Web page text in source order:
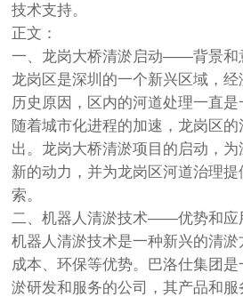
技术支持。
正文：
一、龙岗大桥清淤启动——背景和
龙岗区是深圳的一个新兴区域，
历史原因，区内的河道处理一直是
随着城市化进程的加速，龙岗区
出。龙岗大桥清淤项目的启动，
新的动力，并为龙岗区河道治理
索。
二、机器人清淤技术——优势和应
机器人清淤技术是一种新兴的清
成本、环保等优势。巴洛仕集团
淤研发和服务的公司，其产品和